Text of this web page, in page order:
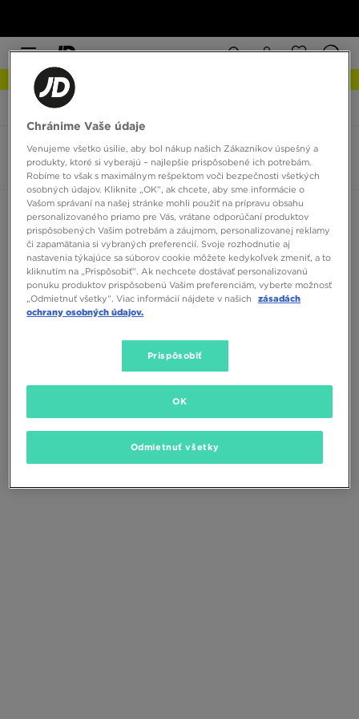
JD Sports adidas ZX 22 Boost
adidas ZX 22 Boost
0 produktov
Zoradiť:Odporúčané Filtrovať
Žiadne produkty na zobrazenie
Zmeňte kritériá vyhľadávania alebo
odstráňte vybrané filtre
Chránime Vaše údaje
Venujeme všetko úsilie, aby bol nákup našich Zákazníkov úspešný a
produkty, ktoré si vyberajú – najlepšie prispôsobené ich potrebám.
Robíme to však s maximálnym rešpektom voči bezpečnosti všetkých
osobných údajov. Kliknite „OK”, ak chcete, aby sme informácie o
Vašom správaní na našej stránke mohli použiť na prípravu obsahu
personalizovaného priamo pre Vás, vrátane odporúčaní produktov
prispôsobených Vašim potrebám a záujmom, personalizovanej reklamy
či zapamätania si vybraných preferencií. Svoje rozhodnutie aj
nastavenia týkajúce sa súborov cookie môžete kedykoľvek zmeniť, a to
kliknutím na „Prispôsobiť”. Ak nechcete dostávať personalizovanú
ponuku produktov prispôsobenú Vašim preferenciám, vyberte možnosť
„Odmietnuť všetky”. Viac informácií nájdete v našich
zásadách
ochrany osobných údajov.
Prispôsobiť
Odmietnuť všetky
OK